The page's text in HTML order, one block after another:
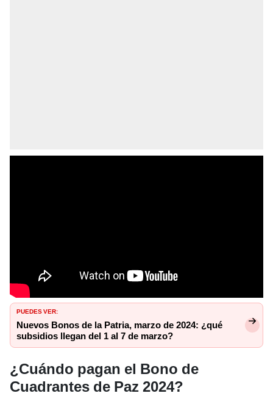
PUEDES VER:
Nuevos Bonos de la Patria, marzo de 2024: ¿qué
subsidios llegan del 1 al 7 de marzo?
¿Cuándo pagan el Bono de
Cuadrantes de Paz 2024?